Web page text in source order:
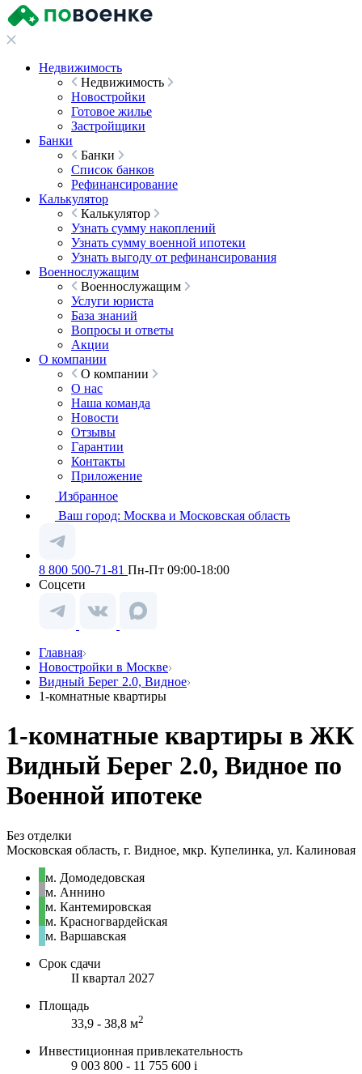
Недвижимость
Недвижимость
Новостройки
Готовое жилье
Застройщики
Банки
Банки
Список банков
Рефинансирование
Калькулятор
Калькулятор
Узнать сумму накоплений
Узнать сумму военной ипотеки
Узнать выгоду от рефинансирования
Военнослужащим
Военнослужащим
Услуги юриста
База знаний
Вопросы и ответы
Акции
О компании
О компании
О нас
Наша команда
Новости
Отзывы
Гарантии
Контакты
Приложение
Избранное
Ваш город: Москва и Московская область
8 800 500-71-81 Пн-Пт 09:00-18:00
Соцсети
Главная
Новостройки в Москве
Видный Берег 2.0, Видное
1-комнатные квартиры
1-комнатные квартиры в ЖК
Видный Берег 2.0, Видное по
Военной ипотеке
Без отделки
Московская область, г. Видное, мкр. Купелинка, ул. Калиновая
м. Домодедовская
м. Аннино
м. Кантемировская
м. Красногвардейская
м. Варшавская
Срок сдачи
II квартал 2027
Площадь
33,9 - 38,8 м2
Инвестиционная привлекательность
9 003 800 - 11 755 600 i